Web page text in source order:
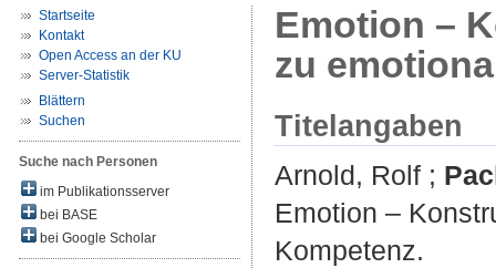
Startseite
Kontakt
Open Access an der KU
Server-Statistik
Blättern
Suchen
Suche nach Personen
im Publikationsserver
bei BASE
bei Google Scholar
Emotion –
zu
Titelangaben
Arnold, Rolf ;
Emotion –
Kompetenz.